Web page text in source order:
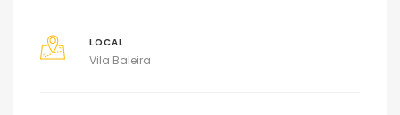
LOCAL
Vila Baleira